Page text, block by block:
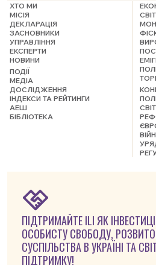
ХТО МИ
МІСІЯ
ДЕКЛАРАЦІЯ
ЗАСНОВНИКИ
УПРАВЛІННЯ
ЕКСПЕРТИ
НОВИНИ
ПОДІЇ
МЕДІА
ДОСЛІДЖЕННЯ
ІНДЕКСИ ТА РЕЙТИНГИ
АЕШ
БІБЛІОТЕКА
СВІТ
ПІДТРИМАЙТЕ ILI ЯК
ОСОБИСТУ СВОБОДУ,
СУСПІЛЬСТВА В УКРАЇНІ ТА
ПІДТРИМКУ!